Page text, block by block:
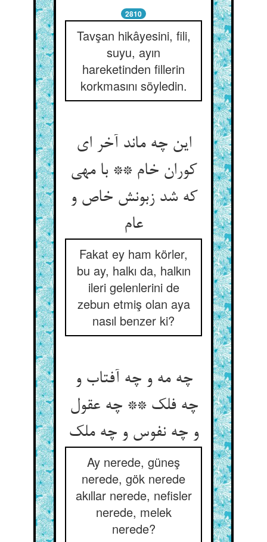
2810
Tavşan hikâyesini, fili,
suyu, ayın
hareketinden fillerin
korkmasını söyledin.
این چه ماند آخر ای
کوران خام ** با مهی
که شد زبونش خاص و
عام
Fakat ey ham körler,
bu ay, halkı da, halkın
ileri gelenlerini de
zebun etmiş olan aya
nasıl benzer ki?
چه مه و چه آفتاب و
چه فلک ** چه عقول
و چه نفوس و چه ملک
Ay nerede, güneş
nerede, gök nerede
akıllar nerede, nefisler
nerede, melek
nerede?